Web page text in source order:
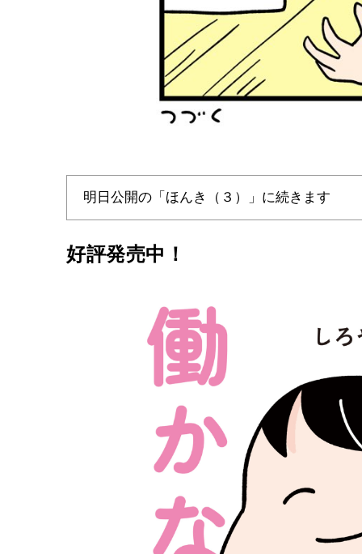
明日公開の「ほんき（３）」に続きます
好評発売中！